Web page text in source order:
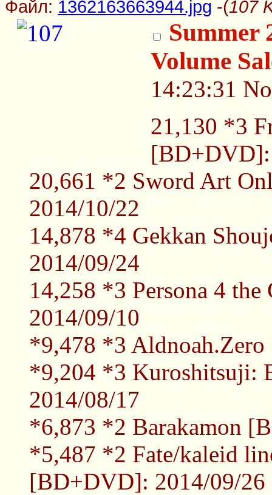
Файл: 1362163663944.jpg -(107
Summer
Volume
14:23:31
21,130 *3
20,661 *2 Sword Art
2014/10/22
14,878 *4 Gekkan
2014/09/24
14,258 *3 Persona 4
2014/09/10
*9,478 *3
*9,204 *3 Kuroshitsuji:
2014/08/17
*6,873 *2 Barakamon
*5,487 *2 Fate/kaleid
[BD+DVD]: 2014/09/26